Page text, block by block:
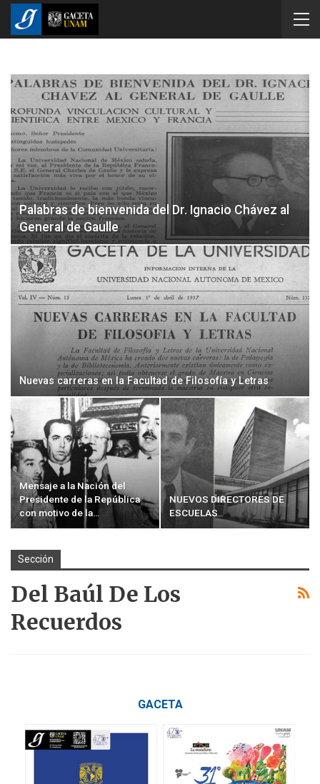
Palabras de bienvenida del Dr. Ignacio Chávez al
General de Gaulle
Nuevas carreras en la Facultad de Filosofía y Letras
Mensaje a la Nación del
Presidente de la República
con motivo de la…
NUEVOS DIRECTORES DE
ESCUELAS
Sección
Del Baúl De Los
Recuerdos
GACETA